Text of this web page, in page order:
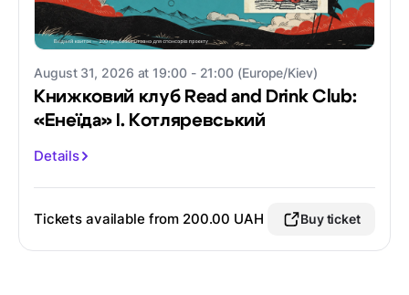
August 31, 2026 at 19:00 - 21:00 (Europe/Kiev)
Книжковий клуб Read and Drink Club:
«Енеїда» І. Котляревський
Details
Tickets available from 200.00 UAH Buy ticket